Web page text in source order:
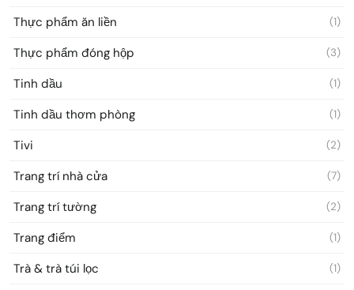
Thực phẩm ăn liền (1)
Thực phẩm đóng hộp (3)
Tinh dầu (1)
Tinh dầu thơm phòng (1)
Tivi (2)
Trang trí nhà cửa (7)
Trang trí tường (2)
Trang điểm (1)
Trà & trà túi lọc (1)